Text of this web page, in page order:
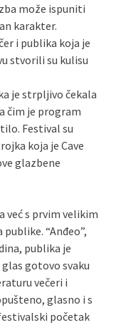
može ispuniti
karakter.
i publika koja je
stvorili su kulisu
je strpljivo čekala
čim je program
Festival su
koja je Cave
glazbene
već s prvim velikim
“Anđeo”,
publika je
gotovo svaku
večeri i
glasno i s
početak